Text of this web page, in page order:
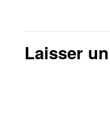
Laisser